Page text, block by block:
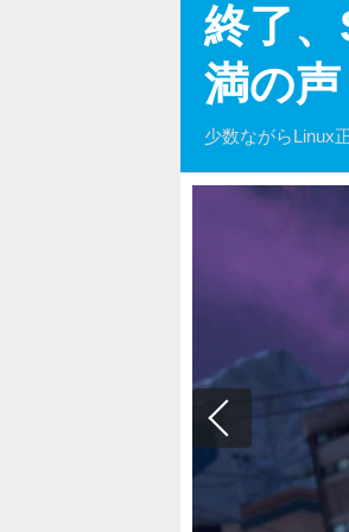
終了
満の
少数ながらLinux